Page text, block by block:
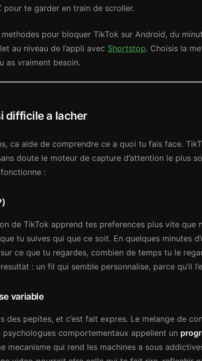
te garder en train de scroller.
pour bloquer TikTok sur Android, du
au niveau de l’appli avec Shortstop. Choisis la
as vraiment besoin.
difficile a lacher
ca aide de comprendre ce a quoi tu fais face.
doute le moteur de capture d’attention le plus
:
de TikTok apprend tes preferences plus vite que
tu suives qui que ce soit. En quelques minutes
ce que tu regardes, combien de temps tu le
: un fil qui semble personnalise, parce qu’il
variable
des pepites, et c’est fait expres. Le melange de
comportementaux appellent un
mecanisme qui rend les machines a sous